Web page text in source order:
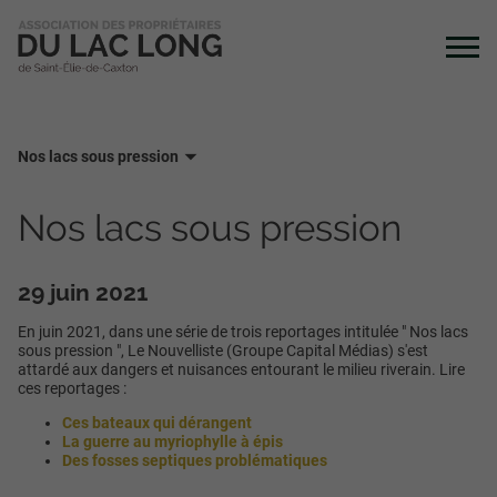
Nos lacs sous pression
Nos lacs sous pression
29 juin 2021
En juin 2021, dans une série de trois reportages intitulée " Nos lacs
sous pression ", Le Nouvelliste (Groupe Capital Médias) s'est
attardé aux dangers et nuisances entourant le milieu riverain. Lire
ces reportages :
Ces bateaux qui dérangent
La guerre au myriophylle à épis
Des fosses septiques problématiques